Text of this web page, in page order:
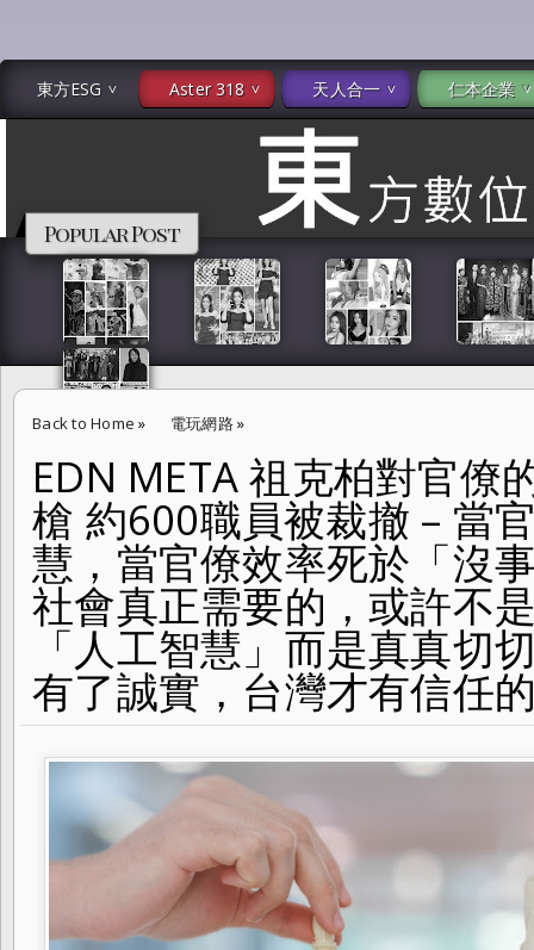
東方ESG Aster 318 天人合一 仁本企業
Popular Post
Back to Home » 電玩網路»
EDN META 祖克柏對官僚的極樂世界開了第一槍 約600職員被裁撤 –
死於「沒事」之手，那麼這個社會真正需要的，或許不是有強大思考力
「人工誠實」。有了誠實，台灣才有信任的未來。
EDN META 祖克柏對官僚
槍 約600職員被裁撤 – 當
慧，當官僚效率死於「沒
社會真正需要的，或許不
「人工智慧」而是真真切
有了誠實，台灣才有信任